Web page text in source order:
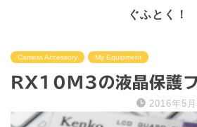
ぐふとく！
Camera Accessory My Equipment
RX10M3の液晶保護
2016年5